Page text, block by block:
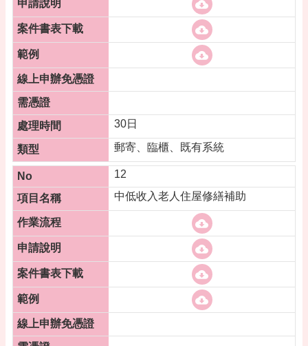
30日
郵寄、臨櫃、既有系統
12
中低收入老人住屋修繕補助